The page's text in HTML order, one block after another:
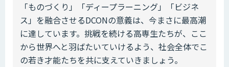
「ものづくり」「ディープラーニング」「ビジネ
ス」を融合させるDCONの意義は、今まさに最高潮
に達しています。挑戦を続ける高専生たちが、ここ
から世界へと羽ばたいていけるよう、社会全体でこ
の若き才能たちを共に支えていきましょう。